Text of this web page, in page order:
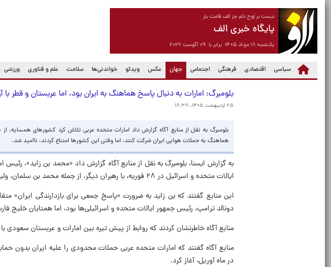
نیست بر لوح دلم جز الف قامت یار
پایگاه خبری الف
یک‌شنبه ۱۸ مرداد ۱۴۰۵ برابر با ۰۹ آگوست ۲۰۲۶
سیاسی اقتصادی فرهنگی اجتماعی جهان
(current) عکس ویدئو خواندنی‌ها سلامت علم و فناوری ورزشی
بلومبرگ: امارات به دنبال پاسخ هماهنگ به ایران بود، اما عربستان و قطر با
۲۵ اردیبهشت ۱۴۰۵، ۱۸:۳۸
بلومبرگ به نقل از منابع آگاه گزارش داد امارات متحده عربی تلاش کرد کشورهای
هماهنگ به حملات هوایی ایران شرکت کنند، اما وقتی این کشورها امتناع کردند، ناامید شد.
به گزارش ایسنا، بلومبرگ به نقل از منابع آگاه گزارش داد «محمد بن زاید»،
ایالات متحده و اسرائیل در ۲۸ فوریه، با رهبران دیگر، از جمله محمد بن سلمان، ولیعهد عربستان سعودی، تماس‌هایی برقرار کرد.
این منابع گفتند که بن زاید به ضرورت «پاسخ جمعی برای بازدارندگی ایران»
دونالد ترامپ، رئیس جمهور ایالات متحده و اسرائیلی‌ها بود، اما همتایان خلیج
منابع آگاه خاطرنشان کردند که روابط از پیش تیره بین امارات و عربستان
منابع آگاه گفتند که امارات متحده عربی حملات محدودی را علیه ایران بدون
در ماه آوریل، آغاز کرد.